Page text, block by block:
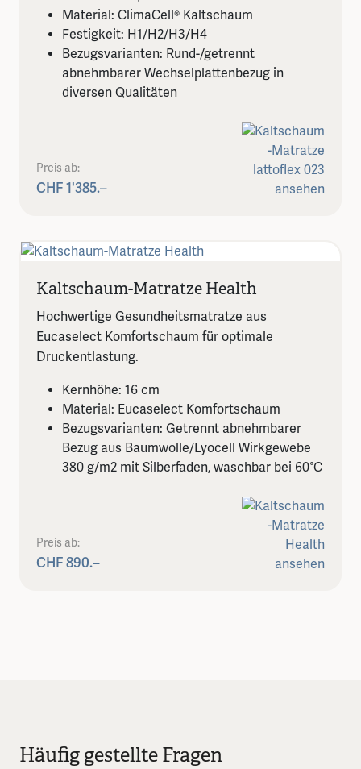
Material: ClimaCell® Kaltschaum
Festigkeit: H1/H2/H3/H4
Bezugsvarianten: Rund-/getrennt
abnehmbarer Wechselplattenbezug in
diversen Qualitäten
Preis ab:
CHF 1'385.–
Kaltschaum-Matratze Health
Hochwertige Gesundheitsmatratze aus
Eucaselect Komfortschaum für optimale
Druckentlastung.
Kernhöhe: 16 cm
Material: Eucaselect Komfortschaum
Bezugsvarianten: Getrennt abnehmbarer
Bezug aus Baumwolle/Lyocell Wirkgewebe
380 g/m2 mit Silberfaden, waschbar bei 60°C
Preis ab:
CHF 890.–
Häufig gestellte Fragen